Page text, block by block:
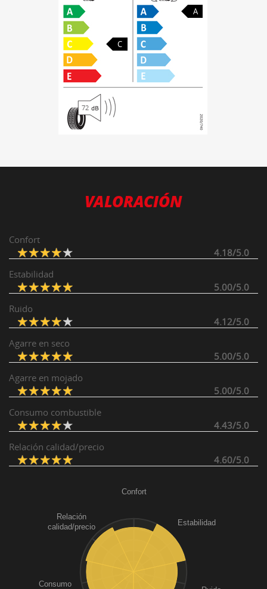
C
A
72
VALORACIÓN
Confort
4.18/5.0
Estabilidad
5.00/5.0
Ruido
4.12/5.0
Agarre en seco
5.00/5.0
Agarre en mojado
5.00/5.0
Consumo combustible
4.43/5.0
Relación calidad/precio
4.60/5.0
Confort
Estabilidad
Consumo
Relación
calidad/precio